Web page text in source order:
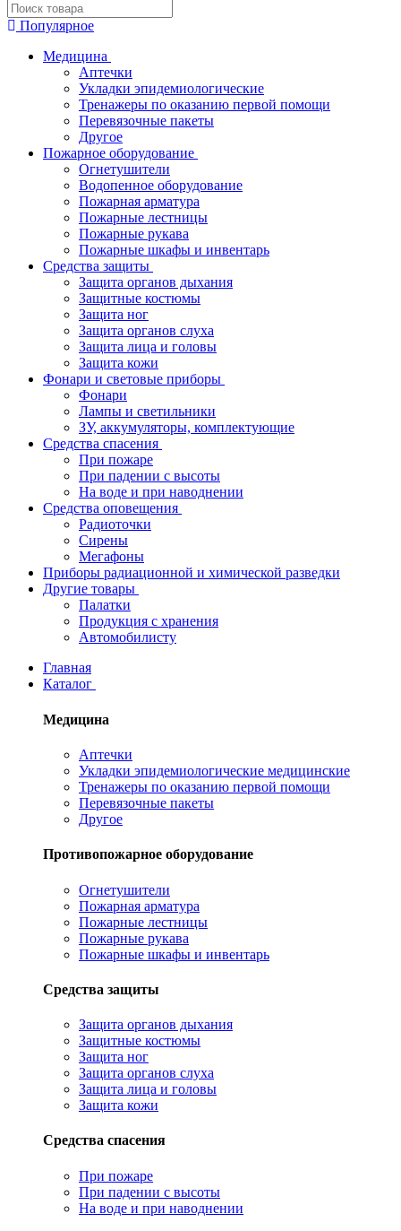
Популярное
Медицина
Аптечки
Укладки эпидемиологические
Тренажеры по оказанию первой помощи
Перевязочные пакеты
Другое
Пожарное оборудование
Огнетушители
Водопенное оборудование
Пожарная арматура
Пожарные лестницы
Пожарные рукава
Пожарные шкафы и инвентарь
Средства защиты
Защита органов дыхания
Защитные костюмы
Защита ног
Защита органов слуха
Защита лица и головы
Защита кожи
Фонари и световые приборы
Фонари
Лампы и светильники
ЗУ, аккумуляторы, комплектующие
Средства спасения
При пожаре
При падении с высоты
На воде и при наводнении
Средства оповещения
Радиоточки
Сирены
Мегафоны
Приборы радиационной и химической разведки
Другие товары
Палатки
Продукция с хранения
Автомобилисту
Главная
Каталог
Медицина
Аптечки
Укладки эпидемиологические медицинские
Тренажеры по оказанию первой помощи
Перевязочные пакеты
Другое
Противопожарное оборудование
Огнетушители
Пожарная арматура
Пожарные лестницы
Пожарные рукава
Пожарные шкафы и инвентарь
Средства защиты
Защита органов дыхания
Защитные костюмы
Защита ног
Защита органов слуха
Защита лица и головы
Защита кожи
Средства спасения
При пожаре
При падении с высоты
На воде и при наводнении